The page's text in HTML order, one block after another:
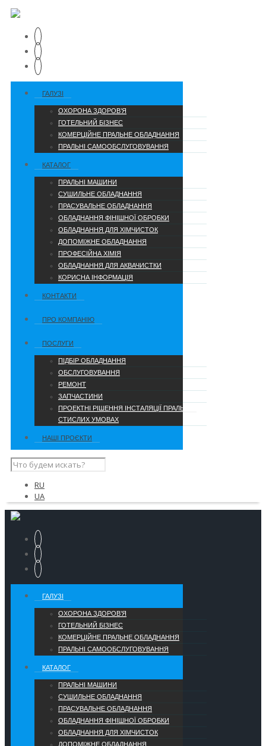
ГАЛУЗІ
ОХОРОНА ЗДОРОВ’Я
ГОТЕЛЬНИЙ БІЗНЕС
КОМЕРЦІЙНЕ ПРАЛЬНЕ ОБЛАДНАННЯ
ПРАЛЬНІ САМООБСЛУГОВУВАННЯ
КАТАЛОГ
ПРАЛЬНІ МАШИНИ
СУШИЛЬНЕ ОБЛАДНАННЯ
ПРАСУВАЛЬНЕ ОБЛАДНАННЯ
ОБЛАДНАННЯ ФІНІШНОЇ ОБРОБКИ
ОБЛАДНАННЯ ДЛЯ ХІМЧИСТОК
ДОПОМІЖНЕ ОБЛАДНАННЯ
ПРОФЕСІЙНА ХІМІЯ
ОБЛАДНАННЯ ДЛЯ АКВАЧИСТКИ
КОРИСНА ІНФОРМАЦІЯ
КОНТАКТИ
ПРО КОМПАНІЮ
ПОСЛУГИ
ПІДБІР ОБЛАДНАННЯ
ОБСЛУГОВУВАННЯ
РЕМОНТ
ЗАПЧАСТИНИ
ПРОЕКТНІ РІШЕННЯ ІНСТАЛЯЦІЇ ПРАЛЬНІ В
СТИСЛИХ УМОВАХ
НАШІ ПРОЄКТИ
RU
UA
ГАЛУЗІ
ОХОРОНА ЗДОРОВ’Я
ГОТЕЛЬНИЙ БІЗНЕС
КОМЕРЦІЙНЕ ПРАЛЬНЕ ОБЛАДНАННЯ
ПРАЛЬНІ САМООБСЛУГОВУВАННЯ
КАТАЛОГ
ПРАЛЬНІ МАШИНИ
СУШИЛЬНЕ ОБЛАДНАННЯ
ПРАСУВАЛЬНЕ ОБЛАДНАННЯ
ОБЛАДНАННЯ ФІНІШНОЇ ОБРОБКИ
ОБЛАДНАННЯ ДЛЯ ХІМЧИСТОК
ДОПОМІЖНЕ ОБЛАДНАННЯ